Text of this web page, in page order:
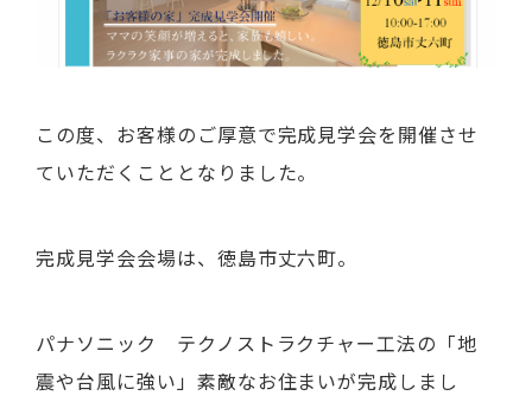
この度、お客様のご厚意で完成見学会を開催させ
ていただくこととなりました。
完成見学会会場は、徳島市丈六町。
パナソニック テクノストラクチャー工法の「地
震や台風に強い」素敵なお住まいが完成しまし